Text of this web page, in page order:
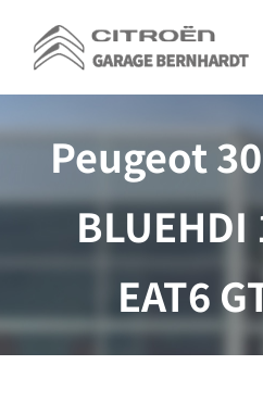
contenu
Peugeot
BLUEHDI
EAT6